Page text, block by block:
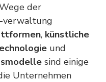
der
verwaltung
, künstliche
und
sind einige
Unternehmen